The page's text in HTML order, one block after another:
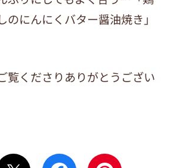
のにんにくバター醤油焼き」
覧くださりありがとうござい